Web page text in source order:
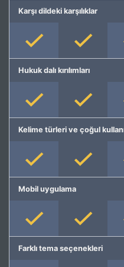
Karşı dildeki karşılıklar
Hukuk dalı kırılımları
Kelime türleri ve çoğul
Mobil uygulama
Farklı tema seçenekleri